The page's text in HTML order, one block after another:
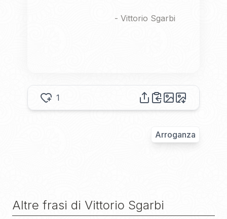
- Vittorio Sgarbi
1
Arroganza
Altre frasi di Vittorio Sgarbi